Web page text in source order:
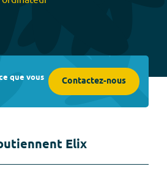
que vous Contactez-nous
Elix